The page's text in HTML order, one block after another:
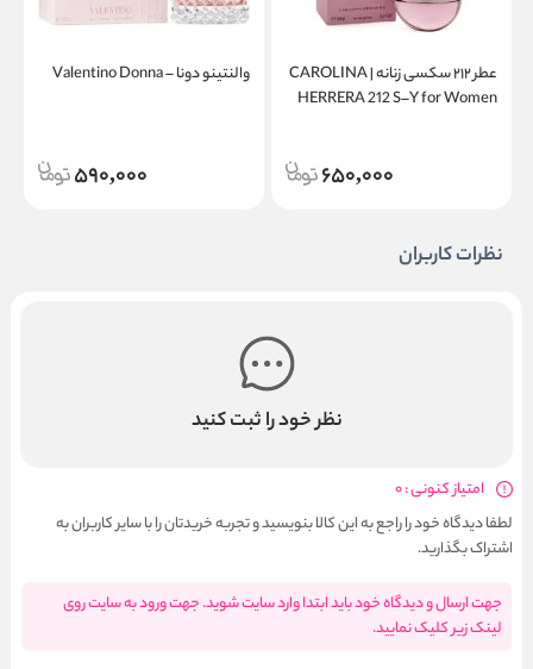
عطر ۲۱۲ سکسی زنانه | CAROLINA
HERRERA 212 S–Y for Women
650,000
والنتینو دونا – Valentino Donna
590,000
نظرات کاربران
نظر خود را ثبت کنید
امتیاز کنونی : 0
لطفا دیدگاه خود را راجع به این کالا بنویسید و تجربه خریدتان را با سایر کاربران به
اشتراک بگذارید.
جهت ارسال و دیدگاه خود باید ابتدا وارد سایت شوید. جهت ورود به سایت روی
لینک زیر کلیک نمایید.